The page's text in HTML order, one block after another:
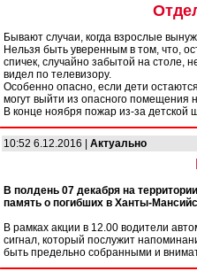
Бывают случаи, когда взрослые
Нельзя быть уверенным в том, что,
спичек, случайно забытой на столе,
видел по телевизору.
Особенно опасно, если дети
могут выйти из опасного помещения
В конце ноября пожар из-за
10:52 6.12.2016 | Актуально
В полдень 07 декабря на
память о погибших в Ханты-
В рамках акции в 12.00 водители
сигнал, который послужит
быть предельно собранными и